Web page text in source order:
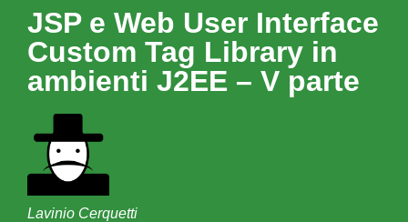
JSP e Web User Interface
Custom Tag Library in
ambienti J2EE – V parte
Lavinio Cerquetti